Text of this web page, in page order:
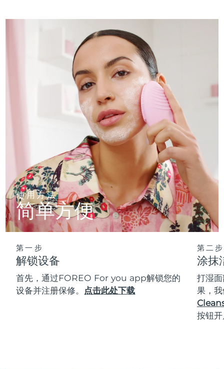
使用方法
简单方便
第一步
解锁设备
首先，通过FOREO For you app解锁您的
设备并注册保修。 点击此处下载
第二步
涂抹
打湿
果，
按钮